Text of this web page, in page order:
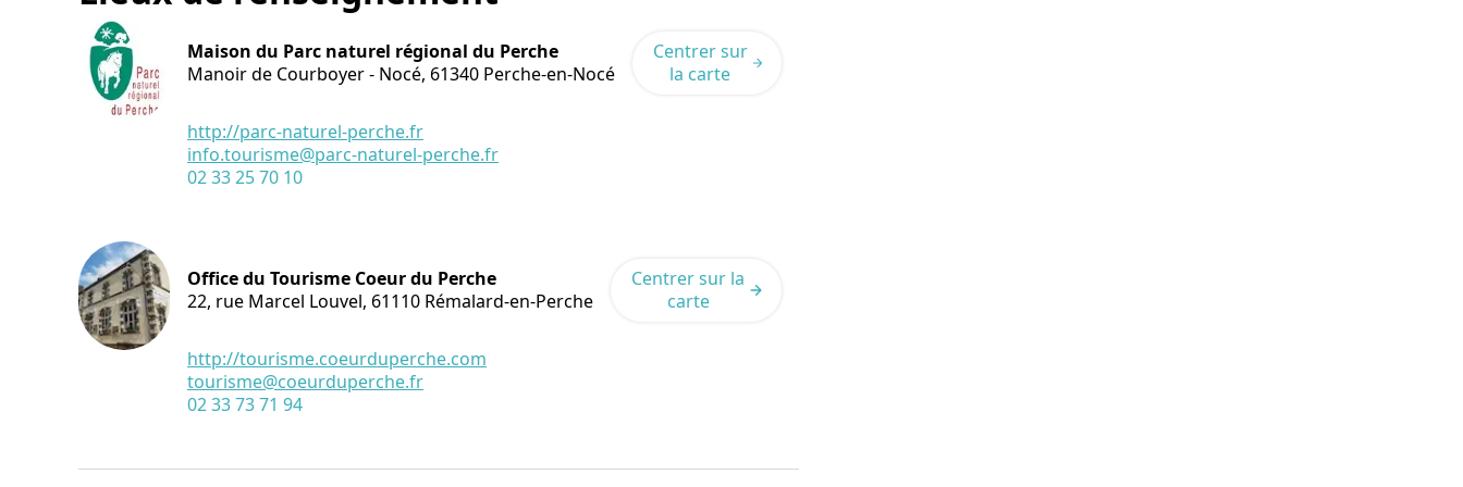
Maison du Parc naturel régional du Perche
Manoir de Courboyer - Nocé, 61340 Perche-en-Nocé
Centrer sur
la carte
http://parc-naturel-perche.fr
info.tourisme@parc-naturel-perche.fr
02 33 25 70 10
Office du Tourisme Coeur du Perche
22, rue Marcel Louvel, 61110 Rémalard-en-Perche
Centrer sur la
carte
http://tourisme.coeurduperche.com
tourisme@coeurduperche.fr
02 33 73 71 94